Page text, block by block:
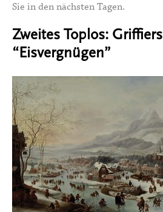
Sie in den nächsten Tagen.
Zweites Toplos: Griffiers
“Eisvergnügen”